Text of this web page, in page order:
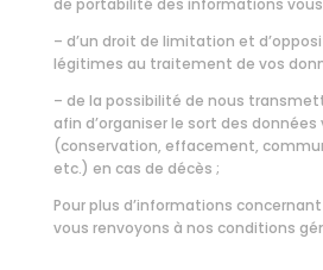
de portabilité des informations
– d’un droit de limitation et
légitimes au traitement de vos
– de la possibilité de nous
afin d’organiser le sort des
(conservation, effacement,
etc.) en cas de décès ;
Pour plus d’informations
vous renvoyons à nos conditions